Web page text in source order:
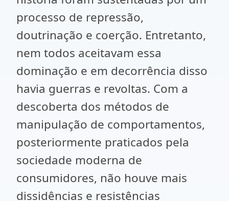
processo de repressão,
doutrinação e coerção. Entretanto,
nem todos aceitavam essa
dominação e em decorrência disso
havia guerras e revoltas. Com a
descoberta dos métodos de
manipulação de comportamentos,
posteriormente praticados pela
sociedade moderna de
consumidores, não houve mais
dissidências e resistências